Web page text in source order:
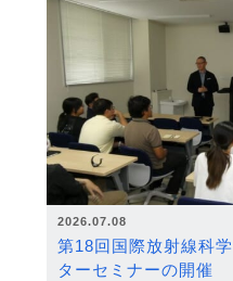
2026.07.08
第18回国際放射線科
ターセミナーの開催